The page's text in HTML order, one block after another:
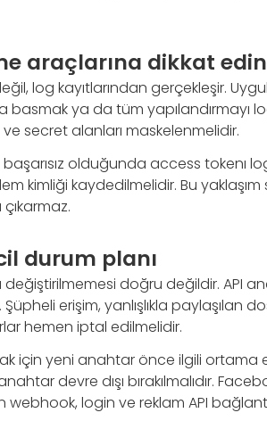
araçlarına dikkat edin
log kayıtlarından gerçekleşir.
ya da tüm yapılandırmayı
secret alanları maskelenmelidir.
olduğunda access tokenı
kimliği kaydedilmelidir. Bu
durum planı
değiştirilmemesi doğru değildir. API
erişim, yanlışlıkla paylaşılan
hemen iptal edilmelidir.
için yeni anahtar önce ilgili ortama
devre dışı bırakılmalıdır.
login ve reklam API